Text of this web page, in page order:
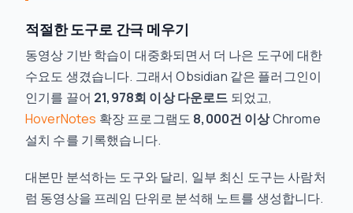
적절한 도구로 간극 메우기
동영상 기반 학습이 대중화되면서 더 나은 도구에 대한
수요도 생겼습니다. 그래서 Obsidian 같은 플러그인이
인기를 끌어 21,978회 이상 다운로드 되었고,
HoverNotes 확장 프로그램도 8,000건 이상Chrome
설치 수를 기록했습니다.
대본만 분석하는 도구와 달리, 일부 최신 도구는 사람처
럼 동영상을 프레임 단위로 분석해 노트를 생성합니다.